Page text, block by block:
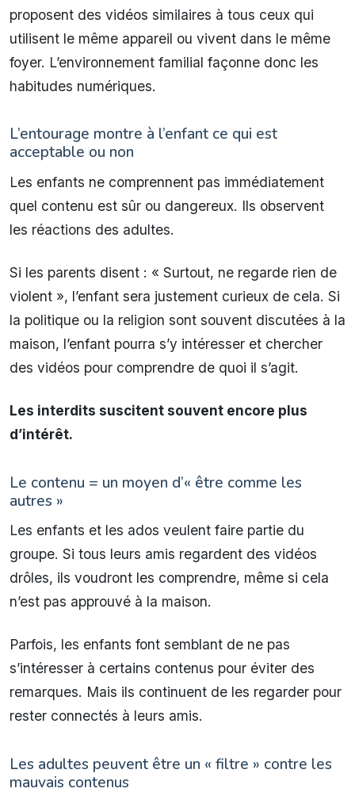
proposent des vidéos similaires à tous ceux qui
utilisent le même appareil ou vivent dans le même
foyer. L’environnement familial façonne donc les
habitudes numériques.
L’entourage montre à l’enfant ce qui est
acceptable ou non
Les enfants ne comprennent pas immédiatement
quel contenu est sûr ou dangereux. Ils observent
les réactions des adultes.
Si les parents disent : « Surtout, ne regarde rien de
violent », l’enfant sera justement curieux de cela. Si
la politique ou la religion sont souvent discutées à la
maison, l’enfant pourra s’y intéresser et chercher
des vidéos pour comprendre de quoi il s’agit.
Les interdits suscitent souvent encore plus
d’intérêt.
Le contenu = un moyen d’« être comme les
autres »
Les enfants et les ados veulent faire partie du
groupe. Si tous leurs amis regardent des vidéos
drôles, ils voudront les comprendre, même si cela
n’est pas approuvé à la maison.
Parfois, les enfants font semblant de ne pas
s’intéresser à certains contenus pour éviter des
remarques. Mais ils continuent de les regarder pour
rester connectés à leurs amis.
Les adultes peuvent être un « filtre » contre les
mauvais contenus